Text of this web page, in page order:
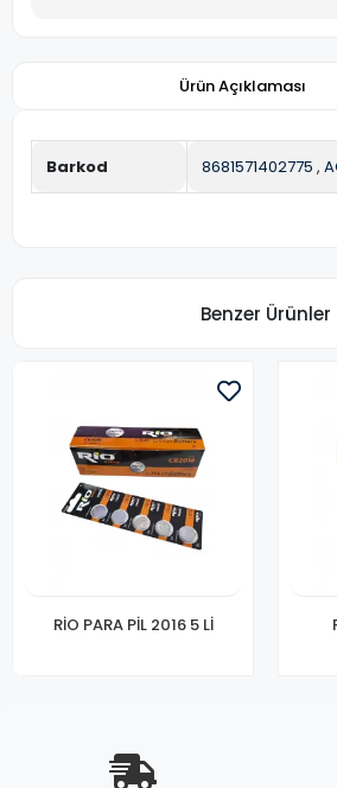
Ürün Açıklaması
Barkod 8681571402775 ,
Benzer Ürünler
RİO PARA PİL 2016 5 Lİ